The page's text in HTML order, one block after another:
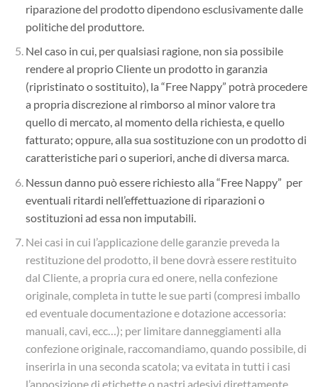
riparazione del prodotto dipendono esclusivamente dalle
politiche del produttore.
Nel caso in cui, per qualsiasi ragione, non sia possibile
rendere al proprio Cliente un prodotto in garanzia
(ripristinato o sostituito), la “Free Nappy” potrà procedere
a propria discrezione al rimborso al minor valore tra
quello di mercato, al momento della richiesta, e quello
fatturato; oppure, alla sua sostituzione con un prodotto di
caratteristiche pari o superiori, anche di diversa marca.
Nessun danno può essere richiesto alla “Free Nappy” per
eventuali ritardi nell’effettuazione di riparazioni o
sostituzioni ad essa non imputabili.
Nei casi in cui l’applicazione delle garanzie preveda la
restituzione del prodotto, il bene dovrà essere restituito
dal Cliente, a propria cura ed onere, nella confezione
originale, completa in tutte le sue parti (compresi imballo
ed eventuale documentazione e dotazione accessoria:
manuali, cavi, ecc…); per limitare danneggiamenti alla
confezione originale, raccomandiamo, quando possibile, di
inserirla in una seconda scatola; va evitata in tutti i casi
l’apposizione di etichette o nastri adesivi direttamente